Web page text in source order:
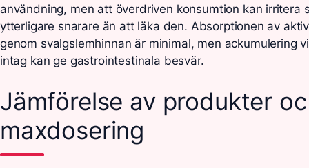
användning, men att överdriven konsumtion kan irritera
ytterligare snarare än att läka den. Absorptionen av
genom svalgslemhinnan är minimal, men ackumulering
intag kan ge gastrointestinala besvär.
Jämförelse av produkter
maxdosering